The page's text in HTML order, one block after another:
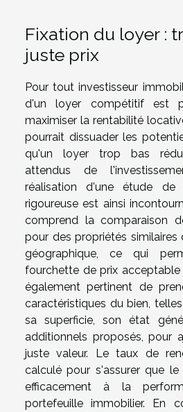
Fixation du loyer :
juste prix
Pour tout investisseur
d'un loyer compétitif est
maximiser la rentabilité
pourrait dissuader les
qu'un loyer trop bas
attendus de
réalisation d'une étude de
rigoureuse est ainsi
comprend la comparaison
pour des propriétés
géographique, ce qui
fourchette de prix acceptable
également pertinent de
caractéristiques du bien,
sa superficie, son état
additionnels proposés, pour
juste valeur. Le taux de
calculé pour s'assurer que
efficacement à la
portefeuille immobilier. En